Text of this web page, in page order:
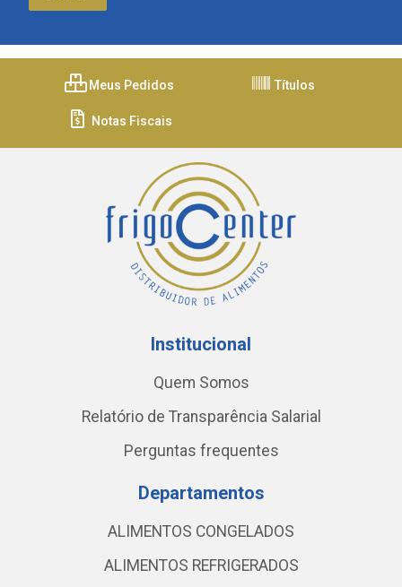
Meus Pedidos Títulos
Notas Fiscais
Institucional
Quem Somos
Relatório de Transparência Salarial
Perguntas frequentes
Departamentos
ALIMENTOS CONGELADOS
ALIMENTOS REFRIGERADOS